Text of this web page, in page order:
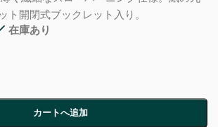
ト開閉式ブックレット入り。
在庫あり
カートへ追加